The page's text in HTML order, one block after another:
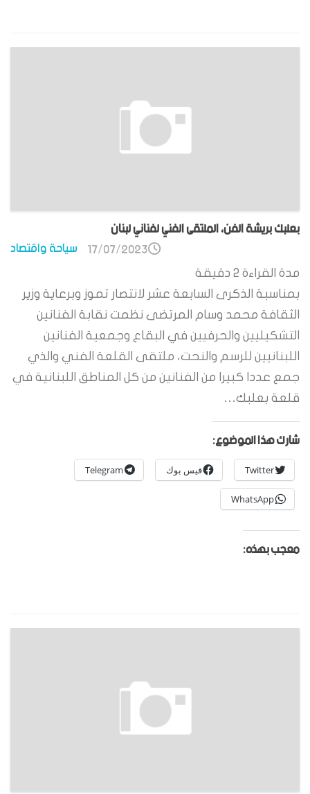
بعلبك بريشة الفن، الملتقى الفني لفناني لبنان
سياحة واقتصاد 17/07/2023
مدة القراءة 2 دقيقة
بمناسبة الذكرى السابعة عشر لانتصار تموز وبرعاية وزير
الثقافة محمد وسام المرتضى نظمت نقابة الفنانين
التشكيليين والحرفيين في البقاع وجمعية الفنانين
اللبنانيين للرسم والنحت، ملتقى القلعة الفني والذي
جمع عددا كبيرا من الفنانين من كل المناطق اللبنانية في
قلعة بعلبك…
شارك هذا الموضوع:
Twitter فيس بوك Telegram
WhatsApp
معجب بهذه: